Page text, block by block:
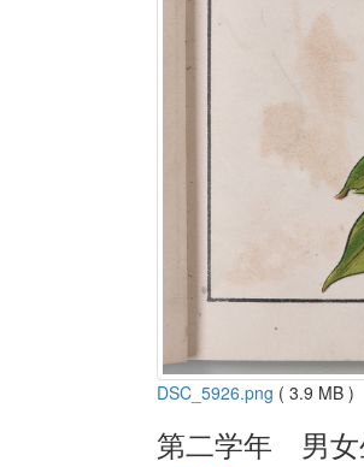
DSC_5926.png ( 3.9 MB )
第二学年 男女